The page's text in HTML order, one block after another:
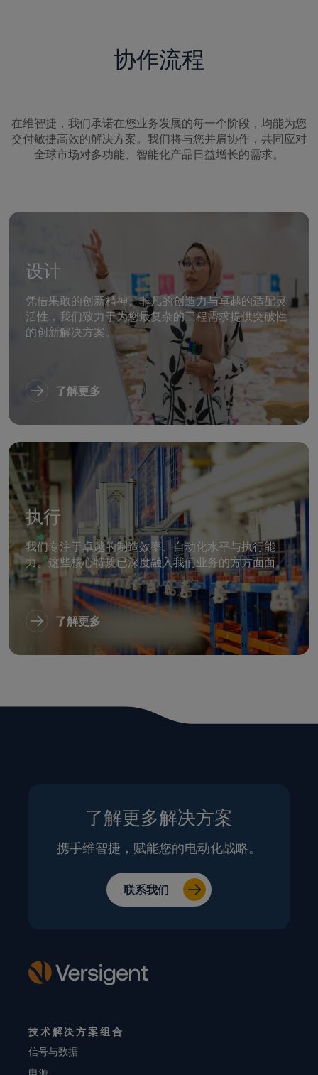
协作流程
在维智捷，我们承诺在您业务发展的每一个阶段，均能为您
交付敏捷高效的解决方案。我们将与您并肩协作，共同应对
全球市场对多功能、智能化产品日益增长的需求。
设计
凭借果敢的创新精神、非凡的创造力与卓越的适配灵
活性，我们致力于为您最复杂的工程需求提供突破性
的创新解决方案。
了解更多
执行
我们专注于卓越的制造效率、自动化水平与执行能
力。这些核心特质已深度融入我们业务的方方面面。
了解更多
了解更多解决方案
携手维智捷，赋能您的电动化战略。
联系我们
技术解决方案组合
信号与数据
电源